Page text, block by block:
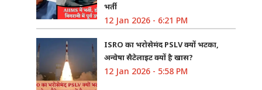
भर्ती
12 Jan 2026 - 6:21 PM
ISRO का भरोसेमंद PSLV क्यों भटका,
अन्वेषा सैटेलाइट क्यों है खास?
12 Jan 2026 - 5:58 PM